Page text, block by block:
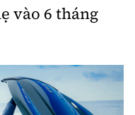
phường Giảng Võ,
vào 6 tháng